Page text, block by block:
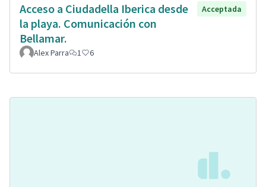
Acceso a Ciudadella Iberica desde
la playa. Comunicación con
Bellamar.
Acceptada
Alex Parra 1 6